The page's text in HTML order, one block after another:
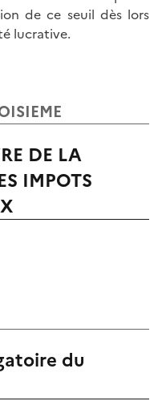
de ce seuil dès lors
lucrative.
DE LA
IMPOTS
du